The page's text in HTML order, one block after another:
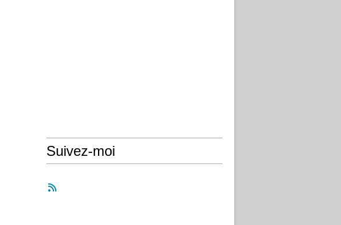
Suivez-moi